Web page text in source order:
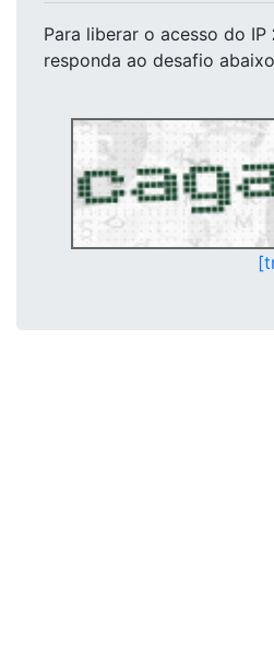
Para liberar o acesso do IP
responda ao desafio